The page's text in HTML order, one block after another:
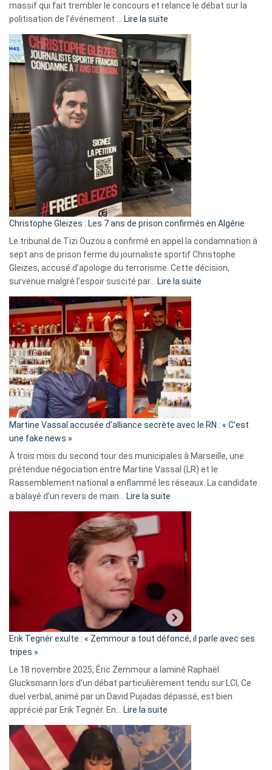
massif qui fait trembler le concours et relance le débat sur la
politisation de l’événement.… Lire la suite
Eurovision
2026
:
Pays-
Bas,
Espagne,
Irlande
et
Slovénie
rejettent
la
présence
d’Israël
Christophe Gleizes : Les 7 ans de prison confirmés en Algérie
Le tribunal de Tizi Ouzou a confirmé en appel la condamnation à
sept ans de prison ferme du journaliste sportif Christophe
Gleizes, accusé d’apologie du terrorisme. Cette décision,
survenue malgré l’espoir suscité par… Lire la suite
Algérie
Martine Vassal accusée d’alliance secrète avec le RN : « C’est
une fake news »
À trois mois du second tour des municipales à Marseille, une
prétendue négociation entre Martine Vassal (LR) et le
Rassemblement national a enflammé les réseaux. La candidate
a balayé d’un revers de main… Lire la suite
d’alliance
secrète
«
C’est
fake
news
»
Erik Tegnér exulte : « Zemmour a tout défoncé, il parle avec ses
tripes »
Le 18 novembre 2025, Éric Zemmour a laminé Raphaël
Glucksmann lors d’un débat particulièrement tendu sur LCI, Ce
duel verbal, animé par un David Pujadas dépassé, est bien
apprécié par Erik Tegnér. En… Lire la suite
Tegnér
exulte